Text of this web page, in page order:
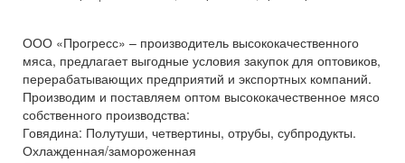
ООО «Прогресс» – производитель высококачественного
мяса, предлагает выгодные условия закупок для оптовиков,
перерабатывающих предприятий и экспортных компаний.
Производим и поставляем оптом высококачественное мясо
собственного производства:
Говядина: Полутуши, четвертины, отрубы, субпродукты.
Охлажденная/замороженная